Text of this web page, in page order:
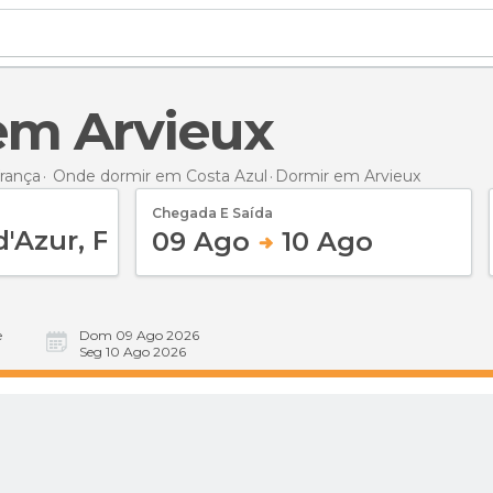
Arvieux
Onde dormir em Costa Azul Dormir em Arvieux
Chegada E Saída
09 Ago 10 Ago
Dom 09 Ago 2026
Seg 10 Ago 2026